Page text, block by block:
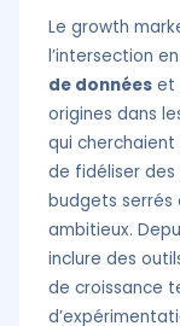
Le growth
l’intersection
de données et
origines dans
qui cherchaient
de fidéliser
budgets serrés
ambitieux.
inclure des
de croissance